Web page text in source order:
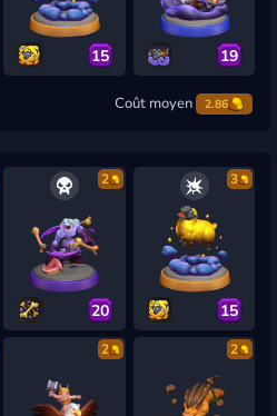
15 19
Coût moyen 2.86
2
20
3
15
2 2